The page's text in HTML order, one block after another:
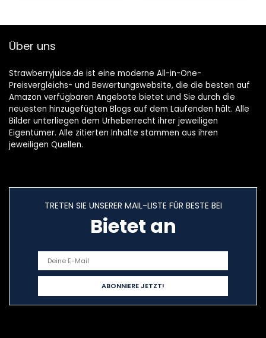
Über uns
Strawberryjuice.de ist eine moderne All-in-One-
Preisvergleichs- und Bewertungswebsite, die die besten auf
Amazon verfügbaren Angebote bietet und Sie durch die
neuesten hinzugefügten Blogs auf dem Laufenden hält. Alle
Bilder unterliegen dem Urheberrecht ihrer jeweiligen
Eigentümer. Alle zitierten Inhalte stammen aus ihren
jeweiligen Quellen.
TRETEN SIE UNSERER MAIL-LISTE FÜR BESTE BEI
Bietet an